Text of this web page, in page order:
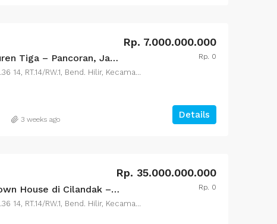
DIJUAL Rumah di Duren Tiga – Pancoran, Jaksel.
Rp. 7.000.000.000
Rp. 0
Jl. Jenderal Sudirman No.36 14, RT.14/RW.1, Bend. Hilir, Kecamatan Tanah Abang, Kota Jakarta Pusat, Daerah Khusus Ibukota Jakarta 10210
Details
3 weeks ago
DIJUAL Kompleks Town House di Cilandak – Jakarta Selatan
Rp. 35.000.000.000
Rp. 0